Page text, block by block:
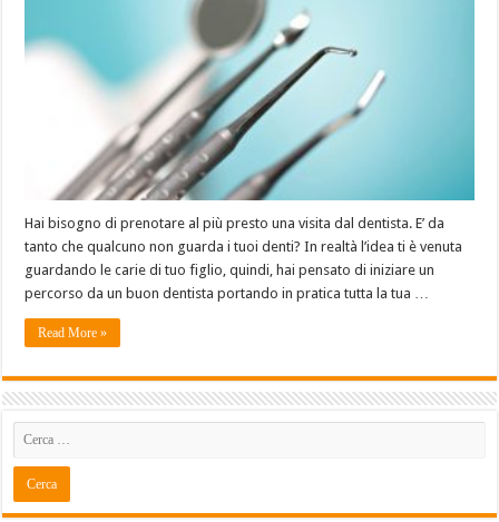
Hai bisogno di prenotare al più presto una visita dal dentista. E’ da
tanto che qualcuno non guarda i tuoi denti? In realtà l’idea ti è venuta
guardando le carie di tuo figlio, quindi, hai pensato di iniziare un
percorso da un buon dentista portando in pratica tutta la tua …
Read More »